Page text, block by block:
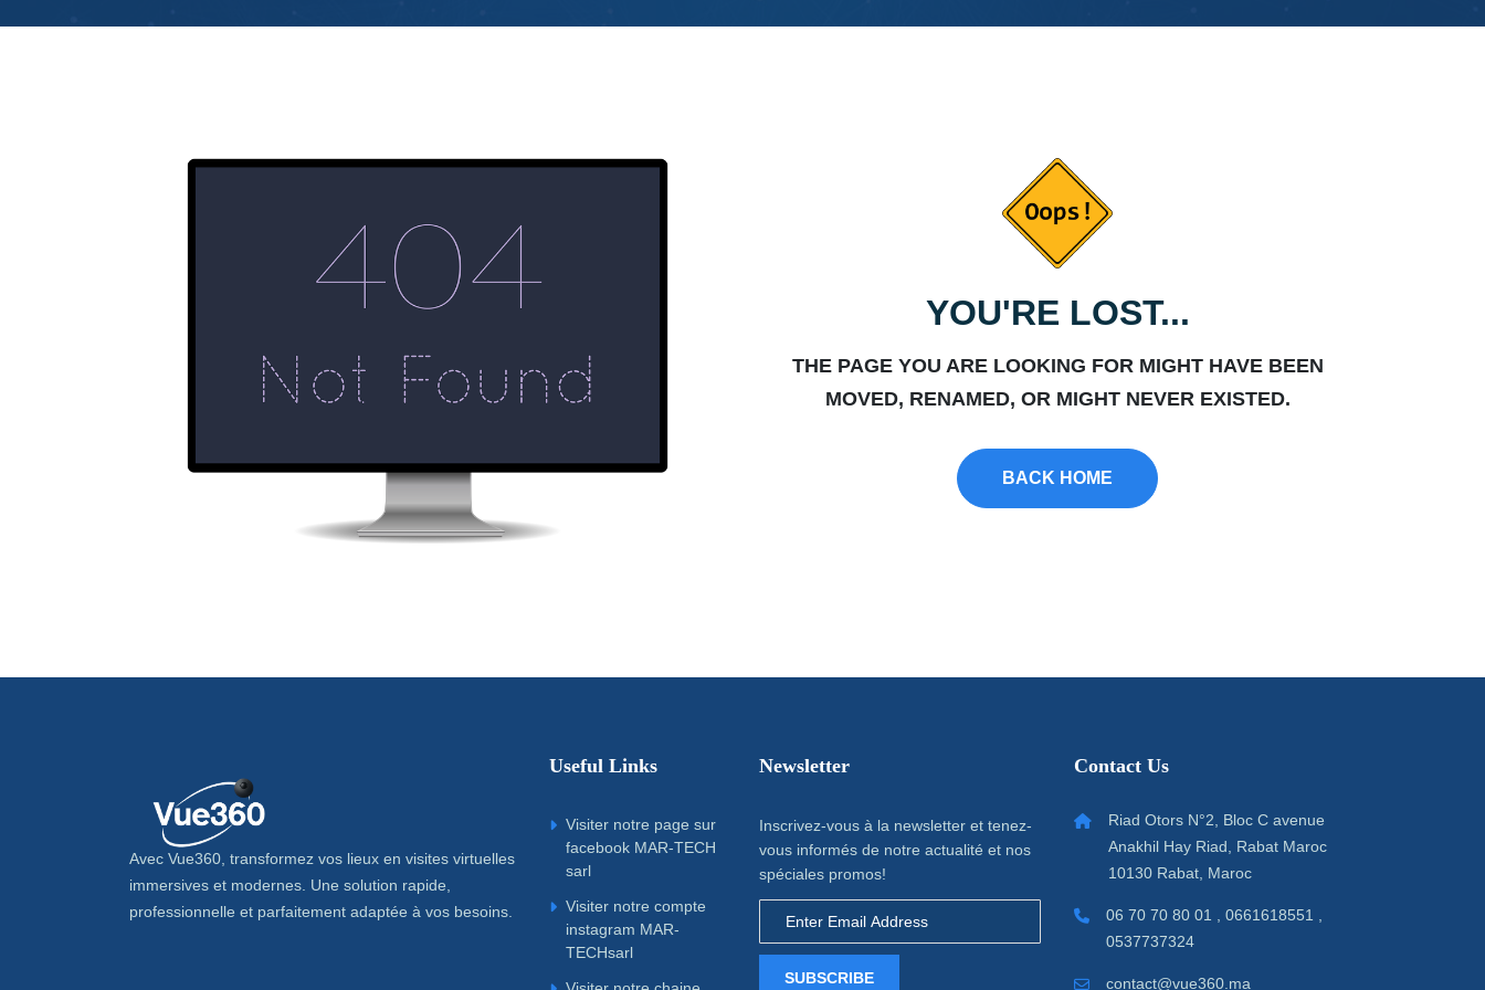
YOU'RE LOST...
THE PAGE YOU ARE LOOKING FOR MIGHT HAVE BEEN
MOVED, RENAMED, OR MIGHT NEVER EXISTED.
BACK HOME
Avec Vue360, transformez vos lieux en visites virtuelles
immersives et modernes. Une solution rapide,
professionnelle et parfaitement adaptée à vos besoins.
Useful Links
Visiter notre page sur
facebook MAR-TECH
sarl
Visiter notre compte
instagram MAR-
TECHsarl
Newsletter
Inscrivez-vous à la newsletter et tenez-
vous informés de notre actualité et nos
spéciales promos!
SUBSCRIBE
Contact Us
Riad Otors N°2, Bloc C avenue
Anakhil Hay Riad, Rabat Maroc
10130 Rabat, Maroc
06 70 70 80 01 , 0661618551 ,
0537737324
contact@vue360.ma